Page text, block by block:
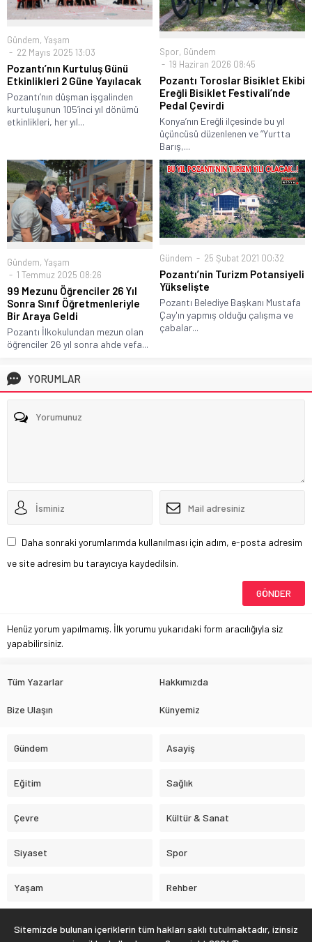
Gündem, Yaşam
22 Mayıs 2025 13:03
Pozantı’nın Kurtuluş Günü
Etkinlikleri 2 Güne Yayılacak
Pozantı’nın düşman işgalinden
kurtuluşunun 105’inci yıl dönümü
etkinlikleri, her yıl...
Spor, Gündem
19 Haziran 2026 08:45
Pozantı Toroslar Bisiklet Ekibi
Ereğli Bisiklet Festivali’nde
Pedal Çevirdi
Konya’nın Ereğli ilçesinde bu yıl
üçüncüsü düzenlenen ve “Yurtta
Barış,...
Gündem, Yaşam
1 Temmuz 2025 08:26
99 Mezunu Öğrenciler 26 Yıl
Sonra Sınıf Öğretmenleriyle
Bir Araya Geldi
Pozantı İlkokulundan mezun olan
öğrenciler 26 yıl sonra ahde vefa...
Gündem 25 Şubat 2021 00:32
Pozantı’nin Turizm Potansiyeli
Yükselişte
Pozantı Belediye Başkanı Mustafa
Çay'ın yapmış olduğu çalışma ve
çabalar...
YORUMLAR
Daha sonraki yorumlarımda kullanılması için adım, e-posta adresim
ve site adresim bu tarayıcıya kaydedilsin.
Henüz yorum yapılmamış. İlk yorumu yukarıdaki form aracılığıyla siz
yapabilirsiniz.
Tüm Yazarlar Hakkımızda
Bize Ulaşın Künyemiz
Gündem Asayiş
Eğitim Sağlık
Çevre Kültür & Sanat
Siyaset Spor
Yaşam Rehber
Sitemizde bulunan içeriklerin tüm hakları saklı tutulmaktadır, izinsiz